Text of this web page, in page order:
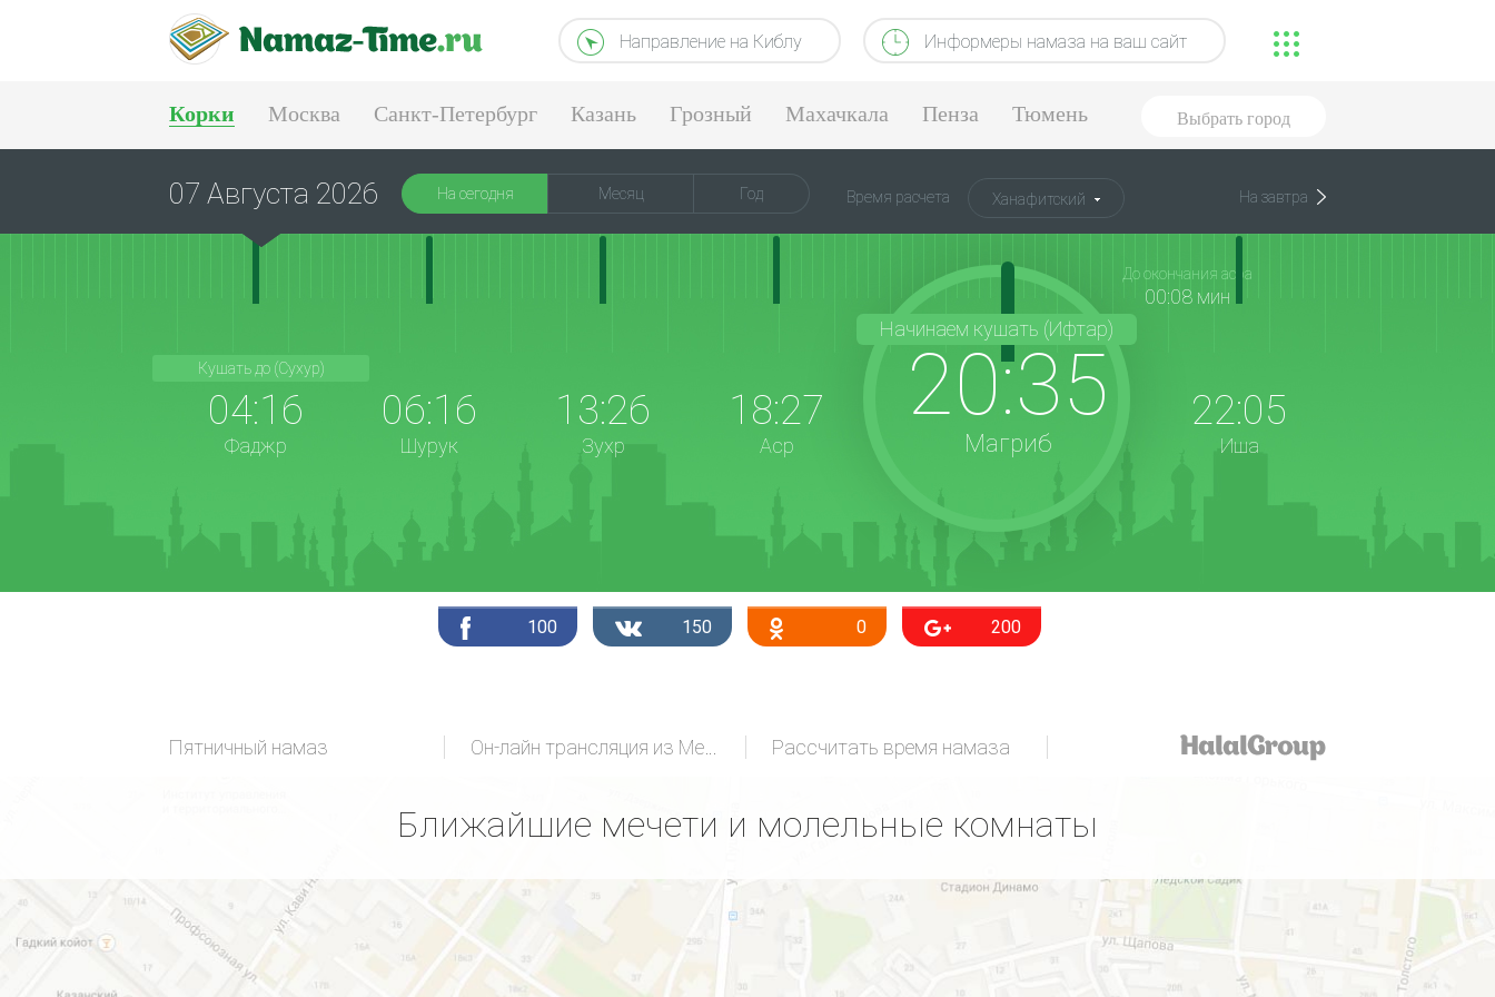
Информеры намаза на ваш сайт
Направление на Киблу
Корки Москва Санкт-Петербург Казань Грозный Махачкала Пенза Тюмень Выбрать город
07 Августа 2026 На сегодня Месяц Год Время расчета Ханафитский На завтра
Кушать до (Сухур)
04:16
Фаджр
06:16
Шурук
13:26
Зухр
18:27
Аср
До окончания асра
00:08 мин
Начинаем кушать (Ифтар)
20:35
Магриб
22:05
Иша
100 150 0 200
Пятничный намаз Он-лайн трансляция из Мекки Рассчитать время намаза
Ближайшие мечети и молельные комнаты